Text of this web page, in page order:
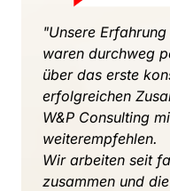
"Unsere Erfahrung
waren durchweg
über das erste
erfolgreichen
W&P Consulting
weiterempfehlen.
Wir arbeiten seit
zusammen und die